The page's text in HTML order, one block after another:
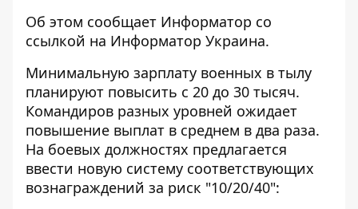
Об этом сообщает Информатор со
ссылкой на Информатор Украина.
Минимальную зарплату военных в тылу
планируют повысить с 20 до 30 тысяч.
Командиров разных уровней ожидает
повышение выплат в среднем в два раза.
На боевых должностях предлагается
ввести новую систему соответствующих
вознаграждений за риск "10/20/40":